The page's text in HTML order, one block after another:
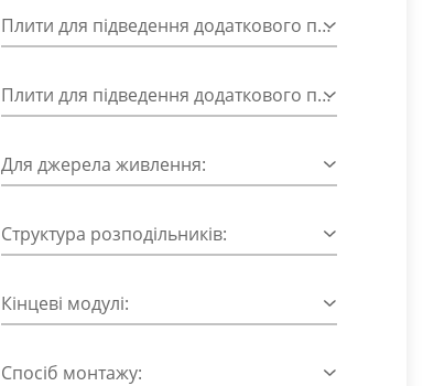
Плити для підведення додаткового потоку:
Плити для підведення додаткового потоку із зовнішнім живленням пілотів:
Для джерела живлення:
Структура розподільників:
Кінцеві модулі:
Спосіб монтажу: